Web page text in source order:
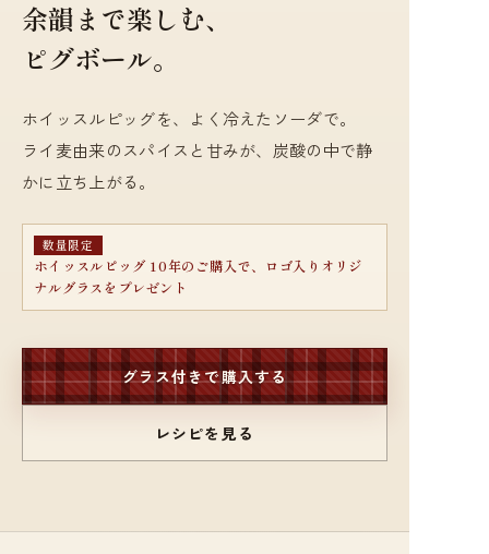
余韻まで楽しむ、
ピグボール。
ホイッスルピッグを、よく冷えたソーダで。
ライ麦由来のスパイスと甘みが、炭酸の中で静
かに立ち上がる。
数量限定
ホイッスルピッグ 10年のご購入で、ロゴ入りオリジ
ナルグラスをプレゼント
グラス付きで購入する
レシピを見る